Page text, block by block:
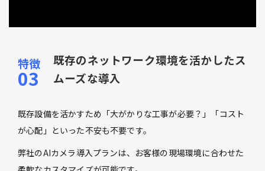
既存のネットワーク環境を活かしたス
ムーズな導入
既存設備を活かすため「大がかりな工事が必要？」「コスト
が心配」といった不安も不要です。
弊社のAIカメラ導入プランは、お客様の現場環境に合わせた